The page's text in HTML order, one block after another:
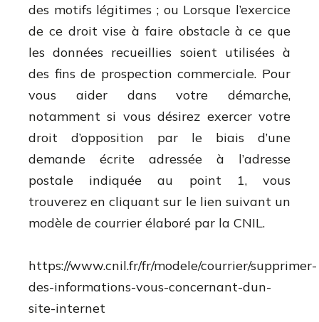
des motifs légitimes ; ou Lorsque l’exercice
de ce droit vise à faire obstacle à ce que
les données recueillies soient utilisées à
des fins de prospection commerciale. Pour
vous aider dans votre démarche,
notamment si vous désirez exercer votre
droit d’opposition par le biais d’une
demande écrite adressée à l’adresse
postale indiquée au point 1, vous
trouverez en cliquant sur le lien suivant un
modèle de courrier élaboré par la CNIL.
https://www.cnil.fr/fr/modele/courrier/supprimer-
des-informations-vous-concernant-dun-
site-internet